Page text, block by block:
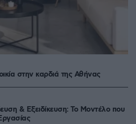
στην καρδιά της Αθήνας
& Εξειδίκευση: Το Mοντέλο που